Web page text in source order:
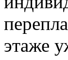
этаже